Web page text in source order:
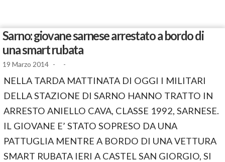
Sarno: giovane sarnese arrestato a bordo di
una smart rubata
19 Marzo 2014 - -
NELLA TARDA MATTINATA DI OGGI I MILITARI
DELLA STAZIONE DI SARNO HANNO TRATTO IN
ARRESTO ANIELLO CAVA, CLASSE 1992, SARNESE.
IL GIOVANE E’ STATO SOPRESO DA UNA
PATTUGLIA MENTRE A BORDO DI UNA VETTURA
SMART RUBATA IERI A CASTEL SAN GIORGIO, SI